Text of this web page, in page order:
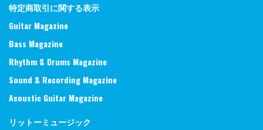
特定商取引に関する表示
Guitar Magazine
Bass Magazine
Rhythm & Drums Magazine
Sound & Recording Magazine
Acoustic Guitar Magazine
リットーミュージック